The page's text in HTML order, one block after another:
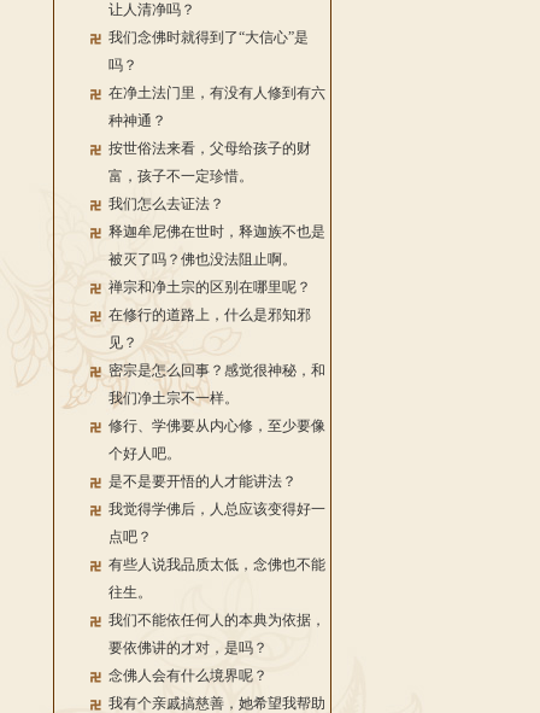
让人清净吗？
我们念佛时就得到了“大信心”是
吗？
在净土法门里，有没有人修到有六
种神通？
按世俗法来看，父母给孩子的财
富，孩子不一定珍惜。
我们怎么去证法？
释迦牟尼佛在世时，释迦族不也是
被灭了吗？佛也没法阻止啊。
禅宗和净土宗的区别在哪里呢？
在修行的道路上，什么是邪知邪
见？
密宗是怎么回事？感觉很神秘，和
我们净土宗不一样。
修行、学佛要从内心修，至少要像
个好人吧。
是不是要开悟的人才能讲法？
我觉得学佛后，人总应该变得好一
点吧？
有些人说我品质太低，念佛也不能
往生。
我们不能依任何人的本典为依据，
要依佛讲的才对，是吗？
念佛人会有什么境界呢？
我有个亲戚搞慈善，她希望我帮助